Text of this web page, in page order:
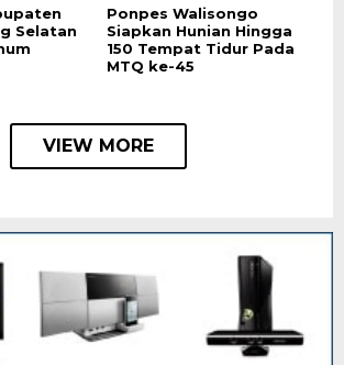
Selatan
Ponpes Walisongo
Siapkan Hunian Hingga
150 Tempat Tidur Pada
MTQ ke-45
VIEW MORE